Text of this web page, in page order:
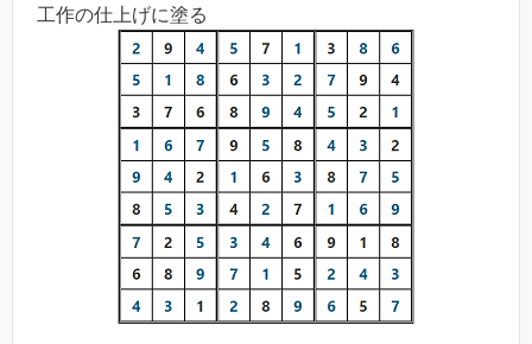
工作の仕上げに塗る